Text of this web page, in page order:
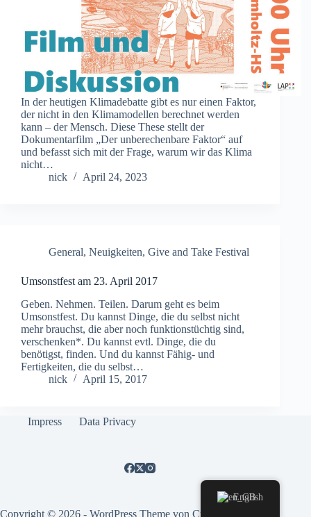
In der heutigen Klimadebatte gibt es nur einen Faktor,
der nicht in den Klimamodellen berechnet werden
kann – der Mensch. Diese These stellt der
Dokumentarfilm „Der unberechenbare Faktor“ auf
und befasst sich mit der Frage, warum wir das Klima
nicht…
nick
April 24, 2023
General, Neuigkeiten, Give and Take Festival
Umsonstfest am 23. April 2017
Geben. Nehmen. Teilen. Darum geht es beim
Umsonstfest. Du kannst Dinge, die du selbst nicht
mehr brauchst, die aber noch funktionstüchtig sind,
verschenken*. Du kannst evtl. Dinge, die du
benötigst, finden. Und du kannst Fähig- und
Fertigkeiten, die du selbst…
nick
April 15, 2017
Impress Data Privacy
Copyright © 2026 - WordPress Theme von CreativeThemes
English